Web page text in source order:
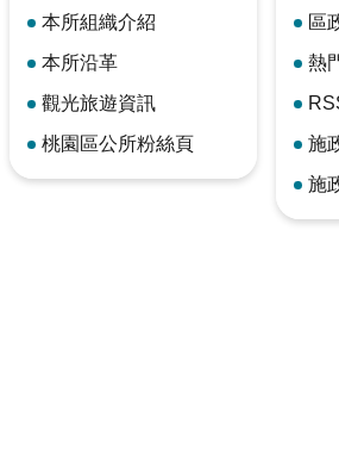
本所組織介紹
本所沿革
觀光旅遊資訊
桃園區公所粉絲頁
區
熱
施
施